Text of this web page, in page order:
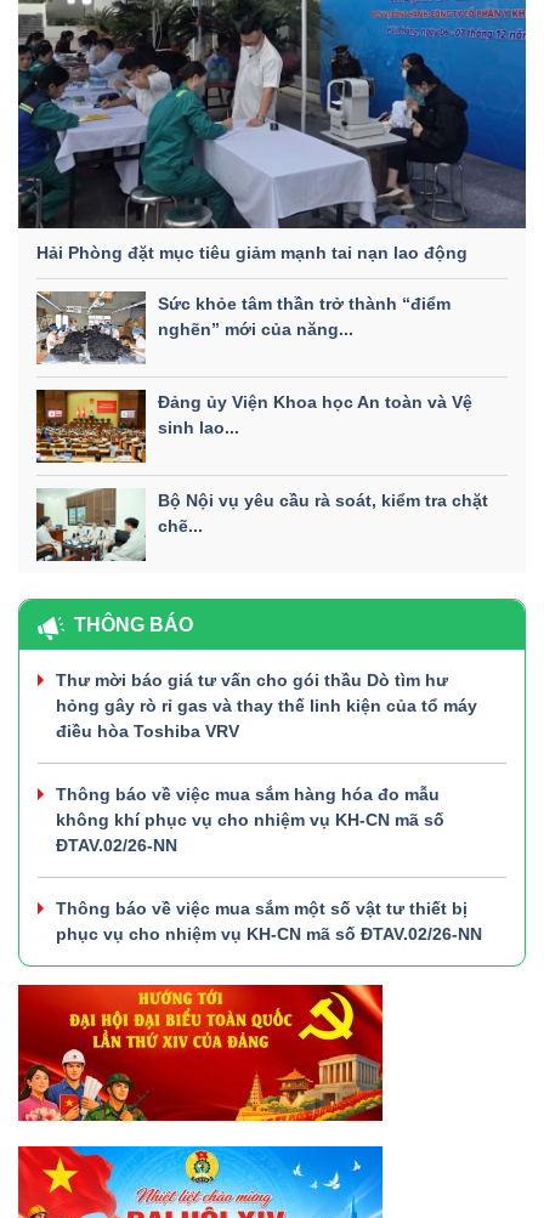
Hải Phòng đặt mục tiêu giảm mạnh tai nạn lao động
Sức khỏe tâm thần trở thành “điểm
nghẽn” mới của năng...
Đảng ủy Viện Khoa học An toàn và Vệ
sinh lao...
Bộ Nội vụ yêu cầu rà soát, kiểm tra chặt
chẽ...
THÔNG BÁO
Thư mời báo giá tư vấn cho gói thầu Dò tìm hư
hỏng gây rò rỉ gas và thay thế linh kiện của tổ máy
điều hòa Toshiba VRV
Thông báo về việc mua sắm hàng hóa đo mẫu
không khí phục vụ cho nhiệm vụ KH-CN mã số
ĐTAV.02/26-NN
Thông báo về việc mua sắm một số vật tư thiết bị
phục vụ cho nhiệm vụ KH-CN mã số ĐTAV.02/26-NN